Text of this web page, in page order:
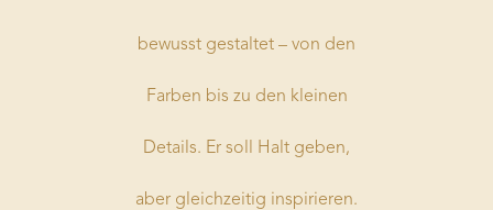
bewusst gestaltet – von den
Farben bis zu den kleinen
Details. Er soll Halt geben,
aber gleichzeitig inspirieren.